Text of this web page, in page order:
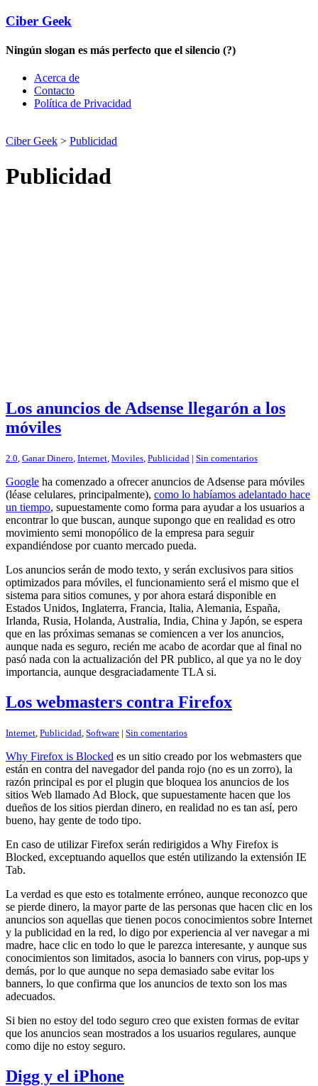
Ciber Geek
Ningún slogan es más perfecto que el silencio (?)
Acerca de
Contacto
Política de Privacidad
Ciber Geek > Publicidad
Publicidad
Los anuncios de Adsense llegarón a los
móviles
2.0 Ganar Dinero Internet Moviles Publicidad | Sin comentarios
Google ha comenzado a ofrecer anuncios de Adsense para móviles
(léase celulares, principalmente), como lo habíamos adelantado hace
un tiempo, supuestamente como forma para ayudar a los usuarios a
encontrar lo que buscan, aunque supongo que en realidad es otro
movimiento semi monopólico de la empresa para seguir
expandiéndose por cuanto mercado pueda.
Los anuncios serán de modo texto, y serán exclusivos para sitios
optimizados para móviles, el funcionamiento será el mismo que el
sistema para sitios comunes, y por ahora estará disponible en
Estados Unidos, Inglaterra, Francia, Italia, Alemania, España,
Irlanda, Rusia, Holanda, Australia, India, China y Japón, se espera
que en las próximas semanas se comiencen a ver los anuncios,
aunque nada es seguro, recién me acabo de acordar que al final no
pasó nada con la actualización del PR publico, al que ya no le doy
importancia, aunque desgraciadamente TLA si.
Los webmasters contra Firefox
Internet Publicidad Software | Sin comentarios
Why Firefox is Blocked es un sitio creado por los webmasters que
están en contra del navegador del panda rojo (no es un zorro), la
razón principal es por el plugin que bloquea los anuncios de los
sitios Web llamado Ad Block, que supuestamente hacen que los
dueños de los sitios pierdan dinero, en realidad no es tan así, pero
bueno, hay gente de todo tipo.
En caso de utilizar Firefox serán redirigidos a Why Firefox is
Blocked, exceptuando aquellos que estén utilizando la extensión IE
Tab.
La verdad es que esto es totalmente erróneo, aunque reconozco que
se pierde dinero, la mayor parte de las personas que hacen clic en los
anuncios son aquellas que tienen pocos conocimientos sobre Internet
y la publicidad en la red, lo digo por experiencia al ver navegar a mi
madre, hace clic en todo lo que le parezca interesante, y aunque sus
conocimientos son limitados, asocia lo banners con virus, pop-ups y
demás, por lo que aunque no sepa demasiado sabe evitar los
banners, lo que confirma que los anuncios de texto son los mas
adecuados.
Si bien no estoy del todo seguro creo que existen formas de evitar
que los anuncios sean mostrados a los usuarios regulares, aunque
como dije no estoy seguro.
Digg y el iPhone